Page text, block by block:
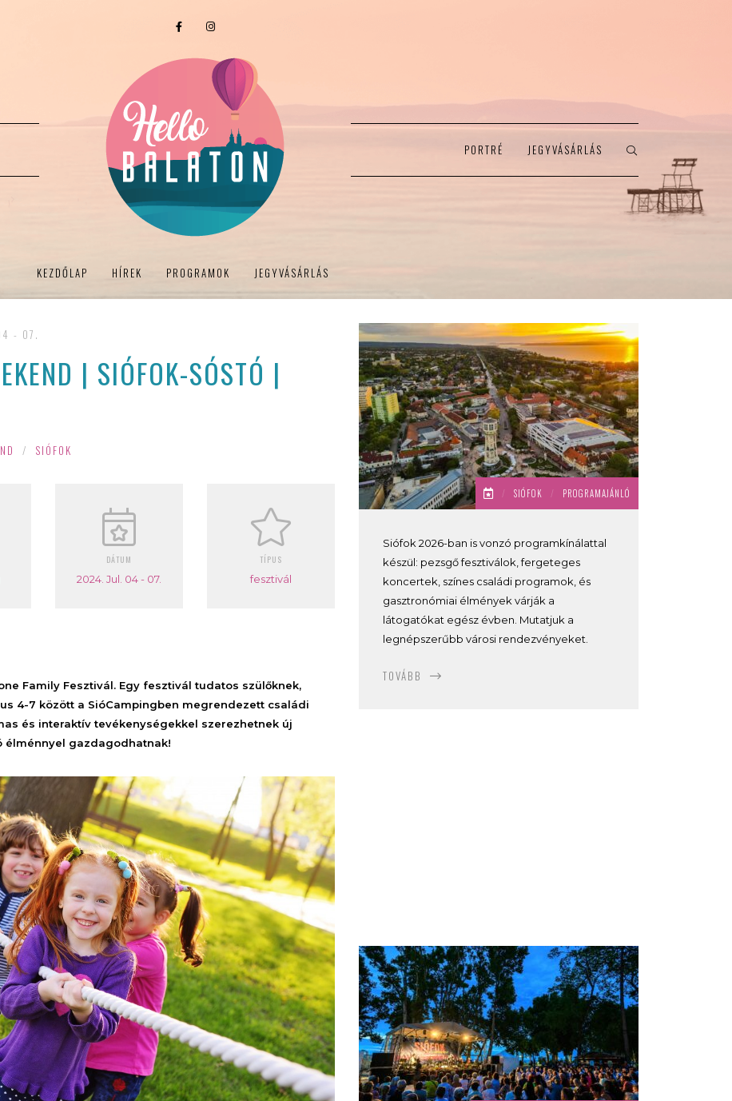
PORTRÉ JEGYVÁSÁRLÁS
KEZDŐLAP HÍREK PROGRAMOK JEGYVÁSÁRLÁS
- 07.
| SIÓFOK-SÓSTÓ |
/ SIÓFOK
DÁTUM
2024. Jul. 04 - 07.
TÍPUS
fesztivál
Family Fesztivál. Egy fesztivál tudatos szülőknek,
4-7 között a SióCampingben megrendezett családi
és interaktív tevékenységekkel szerezhetnek új
gazdagodhatnak!
/ SIÓFOK / PROGRAMAJÁNLÓ
Siófok 2026-ban is vonzó programkínálattal
készül: pezsgő fesztiválok, fergeteges
koncertek, színes családi programok, és
gasztronómiai élmények várják a
látogatókat egész évben. Mutatjuk a
legnépszerűbb városi rendezvényeket.
TOVÁBB